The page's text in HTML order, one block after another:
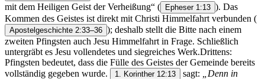
mit dem Heiligen Geist der Verheißung“ ( Epheser 1:13 ). Das
Kommen des Geistes ist direkt mit Christi Himmelfahrt verbunden (
Apostelgeschichte 2:33–36 ); deshalb stellt die Bitte nach einem
zweiten Pfingsten auch Jesu Himmelfahrt in Frage. Schließlich
untergräbt es Jesu vollendetes und siegreiches Werk.Drittens:
Pfingsten bedeutet, dass die Fülle des Geistes der Gemeinde bereits
vollständig gegeben wurde.
1. Korinther 12:13 sagt:
„Denn in